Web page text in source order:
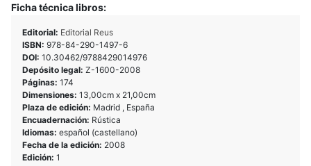
Ficha técnica libros:
Editorial: Editorial Reus
ISBN: 978-84-290-1497-6
DOI: 10.30462/9788429014976
Depósito legal: Z-1600-2008
Páginas: 174
Dimensiones: 13,00cm x 21,00cm
Plaza de edición: Madrid , España
Encuadernación: Rústica
Idiomas: español (castellano)
Fecha de la edición: 2008
Edición: 1